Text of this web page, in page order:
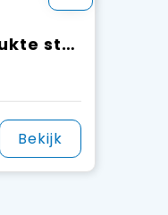
All-over bedrukte stormparaplu met houten handvat en automaat
Bekijk